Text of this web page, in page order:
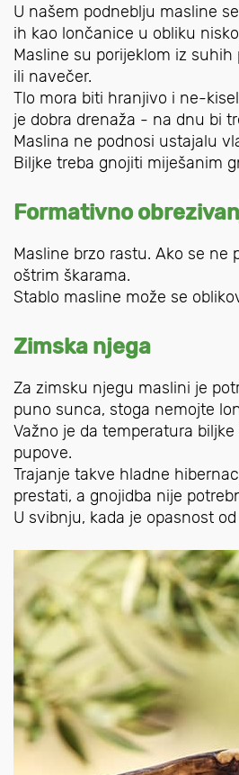
U našem podneblju masline
ih kao lončanice u obliku
Masline su porijeklom iz
ili navečer.
Tlo mora biti hranjivo i ne-
je dobra drenaža - na dnu bi
Maslina ne podnosi ustajalu
Biljke treba gnojiti miješanim
Formativno
Masline brzo rastu. Ako se ne
oštrim škarama.
Stablo masline može se
Zimska njega
Za zimsku njegu maslini je
puno sunca, stoga nemojte
Važno je da temperatura
pupove.
Trajanje takve hladne
prestati, a gnojidba nije
U svibnju, kada je opasnost